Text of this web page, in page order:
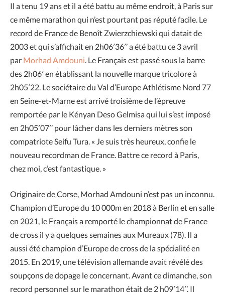
Il a tenu 19 ans et il a été battu au même endroit, à Paris sur
ce même marathon qui n’est pourtant pas réputé facile. Le
record de France de Benoît Zwierzchiewski qui datait de
2003 et qui s’affichait en 2h06′36′’ a été battu ce 3 avril
par Morhad Amdouni . Le Français est passé sous la barre
des 2h06′ en établissant la nouvelle marque tricolore à
2h05′22. Le sociétaire du Val d’Europe Athlétisme Nord 77
en Seine-et-Marne est arrivé troisième de l’épreuve
remportée par le Kényan Deso Gelmisa qui lui s’est imposé
en 2h05′07′’ pour lâcher dans les derniers mètres son
compatriote Seifu Tura. « Je suis très heureux, confie le
nouveau recordman de France. Battre ce record à Paris,
chez moi, c’est fantastique. »
Originaire de Corse, Morhad Amdouni n’est pas un inconnu.
Champion d’Europe du 10 000m en 2018 à Berlin et en salle
en 2021, le Français a remporté le championnat de France
de cross il y a quelques semaines aux Mureaux (78). Il a
aussi été champion d’Europe de cross de la spécialité en
2015. En 2019, une télévision allemande avait révélé des
soupçons de dopage le concernant. Avant ce dimanche, son
record personnel sur le marathon était de 2 h09′14′’. Il